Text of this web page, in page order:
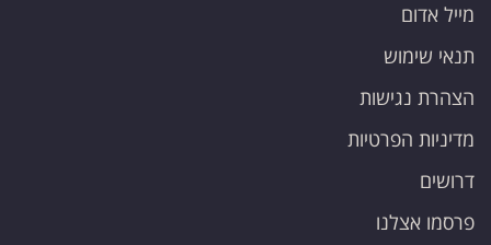
מייל אדום
תנאי שימוש
הצהרת נגישות
מדיניות הפרטיות
דרושים
פרסמו אצלנו